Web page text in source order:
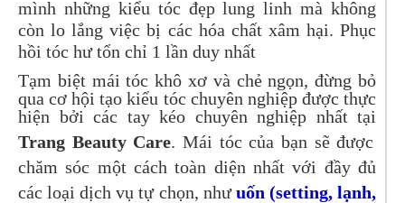
mình những kiểu tóc đẹp lung linh mà không
còn lo lắng việc bị các hóa chất xâm hại. Phục
hồi tóc hư tổn chỉ 1 lần duy nhất
Tạm biệt mái tóc khô xơ và chẻ ngọn, đừng bỏ
qua cơ hội tạo kiểu tóc chuyên nghiệp được thực
hiện bởi các tay kéo chuyên nghiệp nhất tại
Trang Beauty Care. Mái tóc của bạn sẽ được
chăm sóc một cách toàn diện nhất với đầy đủ
các loại dịch vụ tự chọn, nhưuốn (setting, lạnh,